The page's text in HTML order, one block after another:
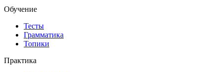
Обучение
Тесты
Грамматика
Топики
Практика